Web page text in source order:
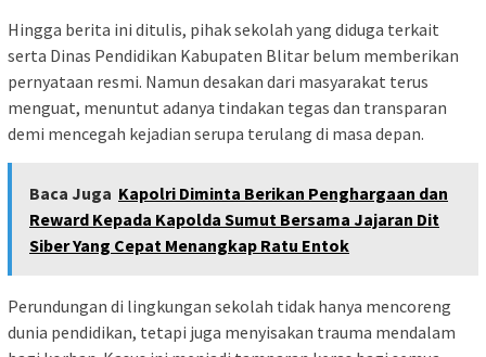
Hingga berita ini ditulis, pihak sekolah yang diduga terkait
serta Dinas Pendidikan Kabupaten Blitar belum memberikan
pernyataan resmi. Namun desakan dari masyarakat terus
menguat, menuntut adanya tindakan tegas dan transparan
demi mencegah kejadian serupa terulang di masa depan.
Baca Juga Kapolri Diminta Berikan Penghargaan dan
Reward Kepada Kapolda Sumut Bersama Jajaran Dit
Siber Yang Cepat Menangkap Ratu Entok
Perundungan di lingkungan sekolah tidak hanya mencoreng
dunia pendidikan, tetapi juga menyisakan trauma mendalam